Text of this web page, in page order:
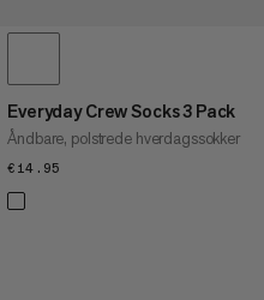
Everyday Crew Socks 3 Pack
Åndbare, polstrede hverdagssokker
€14.95